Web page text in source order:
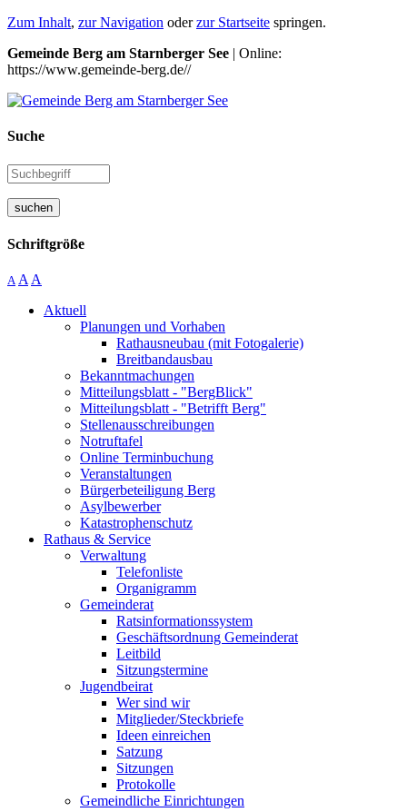
Zum Inhalt, zur Navigation oderzur Startseite springen.
Gemeinde Berg am Starnberger See | Online:
https://www.gemeinde-berg.de//
Suche
suchen
Schriftgröße
A A A
Aktuell
Planungen und Vorhaben
Rathausneubau (mit Fotogalerie)
Breitbandausbau
Bekanntmachungen
Mitteilungsblatt - "BergBlick"
Mitteilungsblatt - "Betrifft Berg"
Stellenausschreibungen
Notruftafel
Online Terminbuchung
Veranstaltungen
Bürgerbeteiligung Berg
Asylbewerber
Katastrophenschutz
Rathaus & Service
Verwaltung
Telefonliste
Organigramm
Gemeinderat
Ratsinformationssystem
Geschäftsordnung Gemeinderat
Leitbild
Sitzungstermine
Jugendbeirat
Wer sind wir
Mitglieder/Steckbriefe
Ideen einreichen
Satzung
Sitzungen
Protokolle
Gemeindliche Einrichtungen